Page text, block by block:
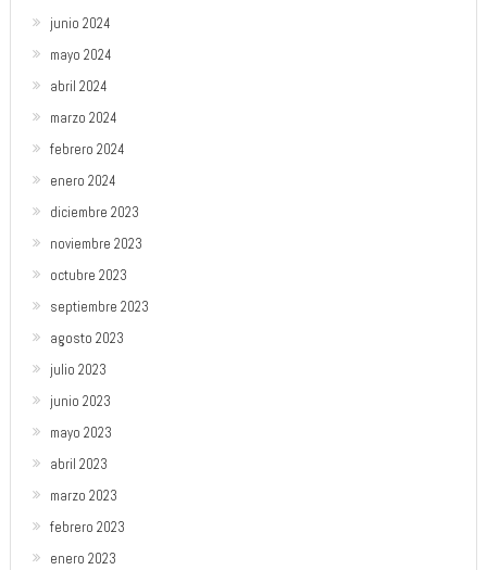
junio 2024
mayo 2024
abril 2024
marzo 2024
febrero 2024
enero 2024
diciembre 2023
noviembre 2023
octubre 2023
septiembre 2023
agosto 2023
julio 2023
junio 2023
mayo 2023
abril 2023
marzo 2023
febrero 2023
enero 2023